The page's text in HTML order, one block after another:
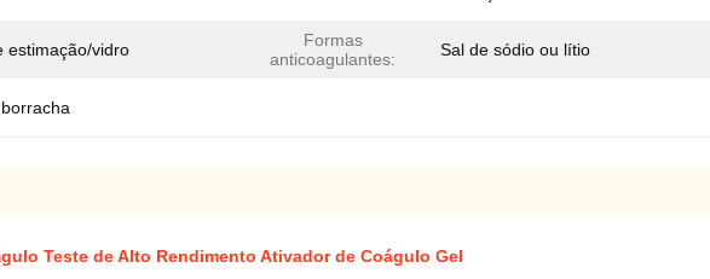
estimação/vidro
Formas
anticoagulantes:
Sal de sódio ou lítio
Teste de Alto Rendimento Ativador de Coágulo Gel